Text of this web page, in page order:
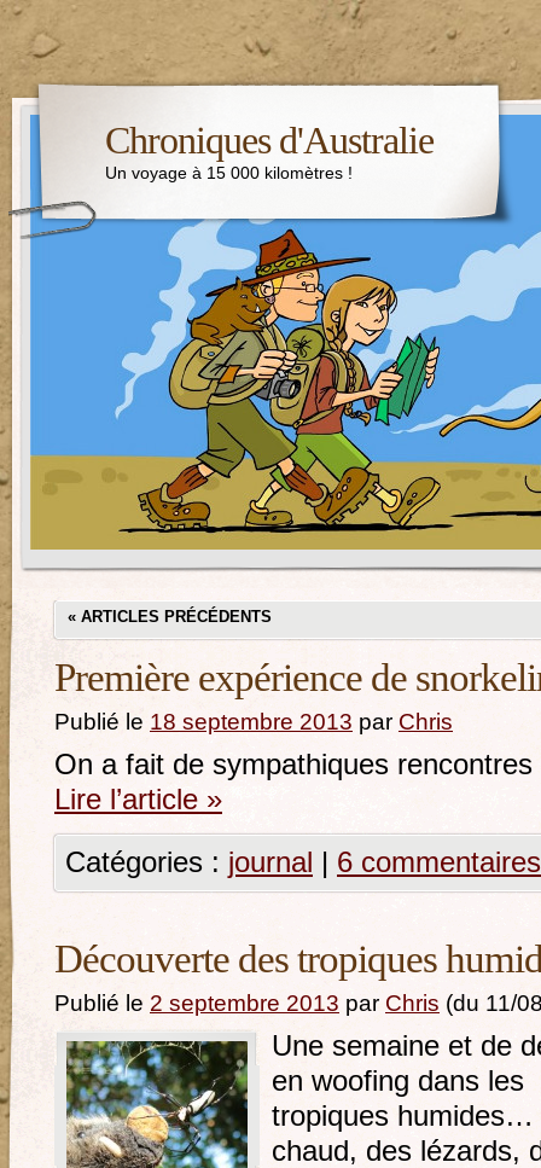
Chroniques d'Australie
Un voyage à 15 000 kilomètres !
« ARTICLES PRÉCÉDENTS
Première expérience de
Publié le 18 septembre 2013 par Chris
On a fait de sympathiques rencontres
Lire l’article »
Catégories : journal | 6 commentaires
Découverte des tropiques
Publié le 2 septembre 2013 par Chris (du 11/
Une semaine et de
en woofing dans les
tropiques humides…
chaud, des lézards,